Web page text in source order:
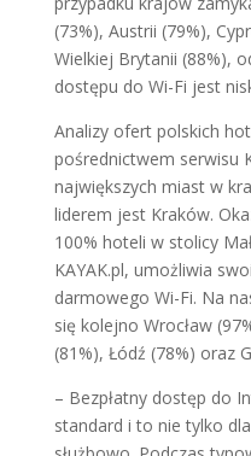
(73%), Austrii (79%),
Wielkiej Brytanii (88%),
dostępu do Wi-Fi jest
Analizy ofert polskich
pośrednictwem serwisu
największych miast w
liderem jest Kraków.
100% hoteli w stolicy
KAYAK.pl, umożliwia
darmowego Wi-Fi. Na
się kolejno Wrocław
(81%), Łódź (78%) oraz
– Bezpłatny dostęp do
standard i to nie tylko